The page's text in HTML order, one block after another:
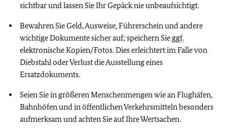
sichtbar und lassen Sie Ihr Gepäck nie unbeaufsichtigt.
Bewahren Sie Geld, Ausweise, Führerschein und andere
wichtige Dokumente sicher auf; speichern Sie ggf.
elektronische Kopien/Fotos. Dies erleichtert im Falle von
Diebstahl oder Verlust die Ausstellung eines
Ersatzdokuments.
Seien Sie in größeren Menschenmengen wie an Flughäfen,
Bahnhöfen und in öffentlichen Verkehrsmitteln besonders
aufmerksam und achten Sie auf Ihre Wertsachen.